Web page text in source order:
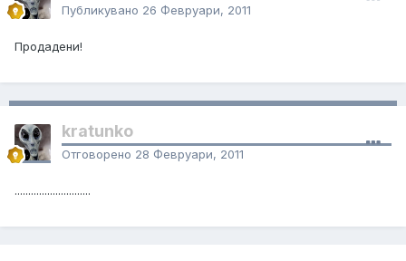
Публикувано 26 Февруари, 2011
Продадени!
kratunko
Отговорено 28 Февруари, 2011
............................